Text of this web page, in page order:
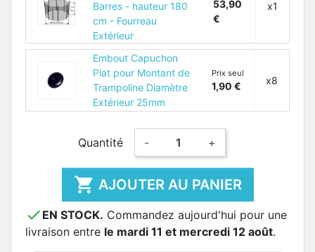
Barres - hauteur 180
cm - Fourreau
Extérieur
53,90
€
x1
Embout Capuchon
Plat pour Montant de
Trampoline Diamètre
Extérieur 25mm
Prix seul
1,90 € x8
Quantité - +
 AJOUTER AU PANIER
 EN STOCK. Commandez aujourd'hui pour une
livraison entre le mardi 11 et mercredi 12 août.